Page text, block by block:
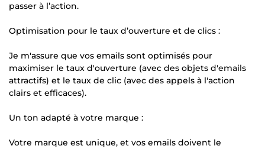
passer à l’action.
Optimisation pour le taux d’ouverture et de clics :
Je m'assure que vos emails sont optimisés pour
maximiser le taux d'ouverture (avec des objets d'emails
attractifs) et le taux de clic (avec des appels à l'action
clairs et efficaces).
Un ton adapté à votre marque :
Votre marque est unique, et vos emails doivent le